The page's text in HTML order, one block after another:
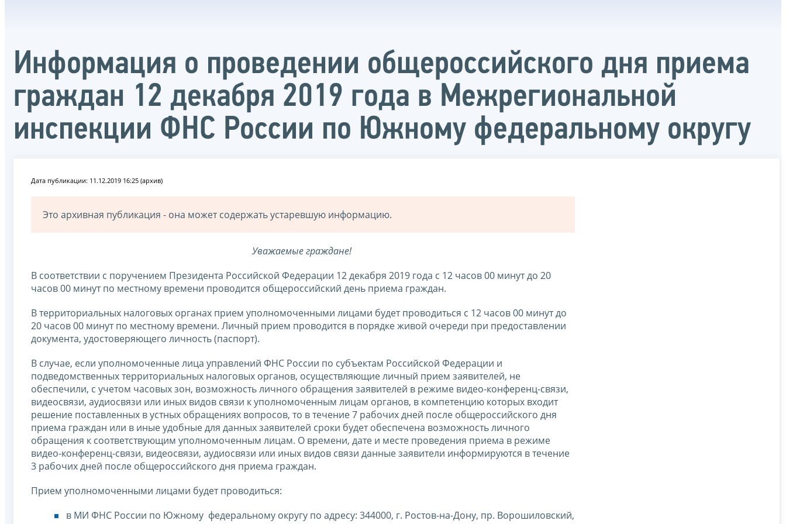
Информация о проведении общероссийского дня приема
граждан 12 декабря 2019 года в Межрегиональной
инспекции ФНС России по Южному федеральному округу
Дата публикации: 11.12.2019 16:25 (архив)
Это архивная публикация - она может содержать устаревшую информацию.
Уважаемые граждане!
В соответствии с поручением Президента Российской Федерации 12 декабря 2019 года с 12 часов 00 минут до 20
часов 00 минут по местному времени проводится общероссийский день приема граждан.
В территориальных налоговых органах прием уполномоченными лицами будет проводиться с 12 часов 00 минут до
20 часов 00 минут по местному времени. Личный прием проводится в порядке живой очереди при предоставлении
документа, удостоверяющего личность (паспорт).
В случае, если уполномоченные лица управлений ФНС России по субъектам Российской Федерации и
подведомственных территориальных налоговых органов, осуществляющие личный прием заявителей, не
обеспечили, с учетом часовых зон, возможность личного обращения заявителей в режиме видео-конференц-связи,
видеосвязи, аудиосвязи или иных видов связи к уполномоченным лицам органов, в компетенцию которых входит
решение поставленных в устных обращениях вопросов, то в течение 7 рабочих дней после общероссийского дня
приема граждан или в иные удобные для данных заявителей сроки будет обеспечена возможность личного
обращения к соответствующим уполномоченным лицам. О времени, дате и месте проведения приема в режиме
видео-конференц-связи, видеосвязи, аудиосвязи или иных видов связи данные заявители информируются в течение
3 рабочих дней после общероссийского дня приема граждан.
Прием уполномоченными лицами будет проводиться:
в МИ ФНС России по Южному федеральному округу по адресу: 344000, г. Ростов-на-Дону, пр. Ворошиловский,